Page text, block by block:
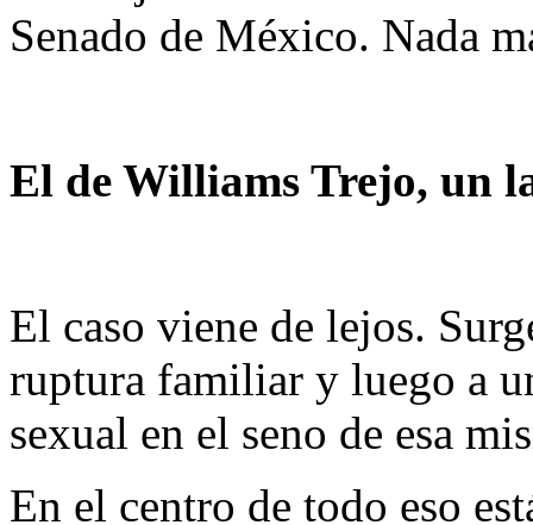
Senado de México. Nada
El de Williams Trejo, un
El caso viene de lejos.
ruptura familiar y luego a
sexual en el seno de esa
En el centro de todo eso